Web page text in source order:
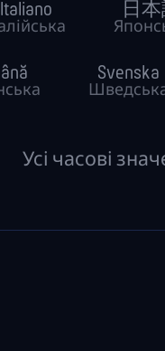
Italiano 日
Svenska
Усі часові